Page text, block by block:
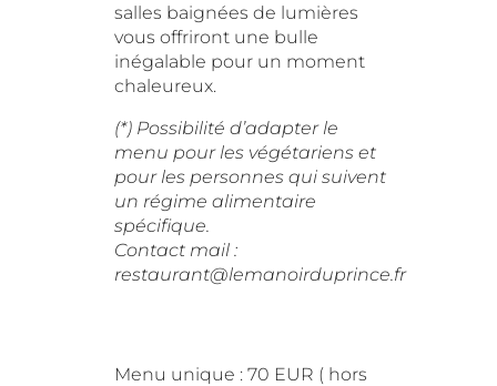
salles baignées de lumières
vous offriront une bulle
inégalable pour un moment
chaleureux.
(*) Possibilité d’adapter le
menu pour les végétariens et
pour les personnes qui suivent
un régime alimentaire
spécifique.
Contact mail :
restaurant@lemanoirduprince.fr
Menu unique : 70 EUR ( hors